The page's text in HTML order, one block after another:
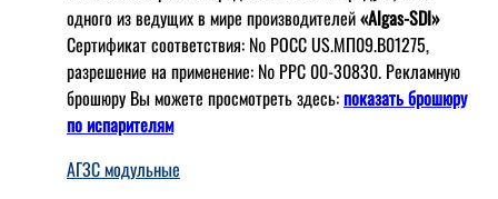
одного из ведущих в мире производителей«Algas-SDI»
Сертификат соответствия: № РОСС US.МП09.В01275,
разрешение на применение: № РРС 00-30830. Рекламную
брошюру Вы можете просмотреть здесь:показать брошюру
по испарителям
АГЗС модульные